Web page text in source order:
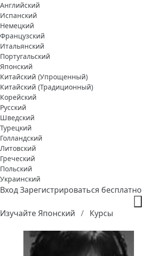
Английский
Испанский
Немецкий
Французский
Итальянский
Португальский
Японский
Китайский (Упрощенный)
Китайский (Традиционный)
Корейский
Русский
Шведский
Турецкий
Голландский
Литовский
Греческий
Польский
Украинский
ВходЗарегистрироваться бесплатно
Изучайте Японский Курсы